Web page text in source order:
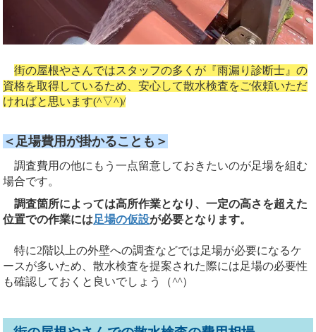
街の屋根やさんではスタッフの多くが『雨漏り診断士』の
資格を取得しているため、安心して散水検査をご依頼いただ
ければと思います(^▽^)/
＜足場費用が掛かることも＞
調査費用の他にもう一点留意しておきたいのが足場を組む
場合です。
調査箇所によっては高所作業となり、一定の高さを超えた
位置での作業には足場の仮設が必要となります。
特に2階以上の外壁への調査などでは足場が必要になるケ
ースが多いため、散水検査を提案された際には足場の必要性
も確認しておくと良いでしょう（^^）